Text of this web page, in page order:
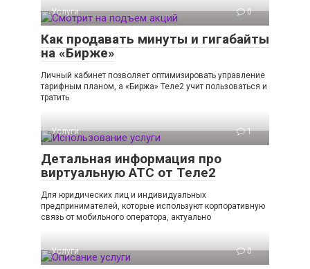
Услуги 0
Как продавать минуты и гигабайты
на «Бирже»
Личный кабинет позволяет оптимизировать управление
тарифным планом, а «Биржа» Теле2 учит пользоваться и
тратить
Услуги 1
Детальная информация про
виртуальную АТС от Теле2
Для юридических лиц и индивидуальных
предпринимателей, которые используют корпоративную
связь от мобильного оператора, актуально
Услуги 0